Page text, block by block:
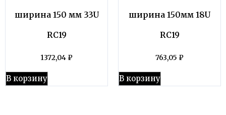
ширина 150 мм 33U
RC19
1372,04 ₽
В корзину
ширина 150мм 18U
RC19
763,05 ₽
В корзину